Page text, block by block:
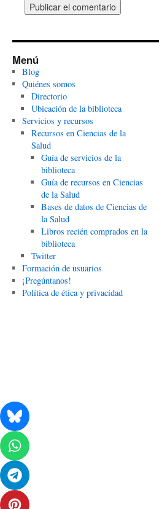
Menú
Blog
Quiénes somos
Directorio
Ubicación de la biblioteca
Servicios y recursos
Recursos en Ciencias de la
Salud
Guía de servicios de la
biblioteca
Guía de recursos en Ciencias
de la Salud
Bases de datos de Ciencias de
la Salud
Libros recién comprados en la
biblioteca
Twitter
Formación de usuarios
¡Pregúntanos!
Política de ética y privacidad